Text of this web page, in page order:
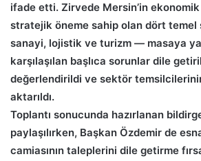
ifade etti. Zirvede Mersin’in ekonomik
stratejik öneme sahip olan dört temel
sanayi, lojistik ve turizm — masaya
karşılaşılan başlıca sorunlar dile
değerlendirildi ve sektör
aktarıldı.
Toplantı sonucunda hazırlanan
paylaşılırken, Başkan Özdemir de
camiasının taleplerini dile getirme